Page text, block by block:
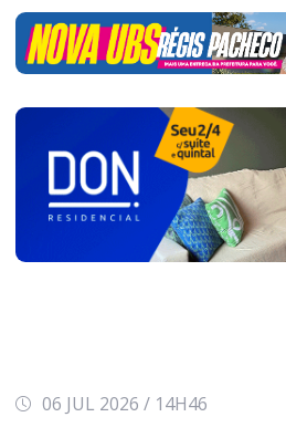
06 JUL 2026 / 14H46